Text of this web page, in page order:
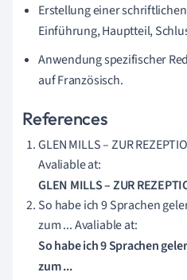
Erstellung einer
Einführung, Hauptteil,
Anwendung spezifischer
auf Französisch.
References
GLEN MILLS – ZUR
Avaliable at:
GLEN MILLS – ZUR
So habe ich 9 Sprachen
zum ... Avaliable at:
So habe ich 9 Sprachen
zum ...